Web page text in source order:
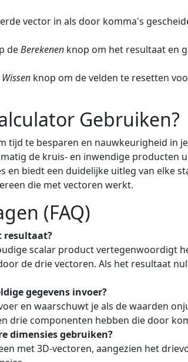
vector in als door komma's
deBerekenen knop om het resultaat en
Wissen knop om de velden te resetten
Gebruiken?
tijd te besparen en nauwkeurigheid in
de kruis- en inwendige producten
en biedt een duidelijke uitleg van elke
die met vectoren werkt.
(FAQ)
resultaat?
scalar product vertegenwoordigt
de drie vectoren. Als het resultaat
gegevens invoer?
en waarschuwt je als de waarden
drie componenten hebben die door
dimensies gebruiken?
met 3D-vectoren, aangezien het